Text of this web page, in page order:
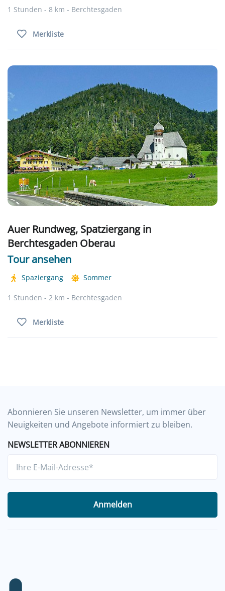
1 Stunden - 8 km - Berchtesgaden
Merkliste
Auer Rundweg, Spatziergang in
Berchtesgaden Oberau
Tour ansehen
Spaziergang Sommer
1 Stunden - 2 km - Berchtesgaden
Merkliste
Abonnieren Sie unseren Newsletter, um immer über
Neuigkeiten und Angebote informiert zu bleiben.
NEWSLETTER ABONNIEREN
Anmelden